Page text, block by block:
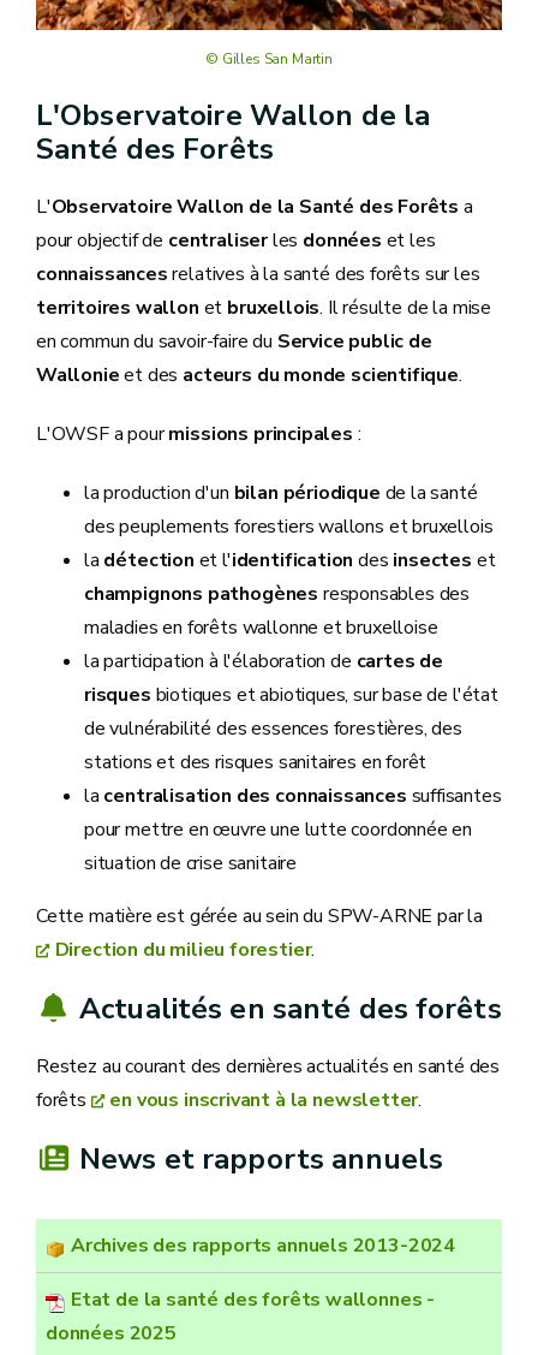
© Gilles San Martin
L'Observatoire Wallon de la
Santé des Forêts
L'Observatoire Wallon de la Santé des Forêts a
pour objectif de centraliserles données et les
connaissancesrelatives à la santé des forêts sur les
territoires wallon et bruxellois. Il résulte de la mise
en commun du savoir-faire du Service public de
Wallonieet des acteurs du monde scientifique.
L'OWSF a pourmissions principales :
la production d'un bilan périodique de la santé
des peuplements forestiers wallons et bruxellois
la détection et l'identification des insectes et
champignons pathogènes responsables des
maladies en forêts wallonne et bruxelloise
la participation à l'élaboration de cartes de
risques biotiques et abiotiques, sur base de l'état
de vulnérabilité des essences forestières, des
stations et des risques sanitaires en forêt
la centralisation des connaissances suffisantes
pour mettre en œuvre une lutte coordonnée en
situation de crise sanitaire
Cette matière est gérée au sein du SPW-ARNE par la
Direction du milieu forestier.
Actualités en santé des forêts
Restez au courant des dernières actualités en santé des
forêts
en vous inscrivant à la newsletter.
News et rapports annuels
Archives des rapports annuels 2013-2024
Etat de la santé des forêts wallonnes -
données 2025